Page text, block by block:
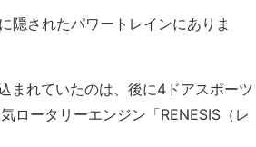
隠されたパワートレインにありま
まれていたのは、後に4ドアスポーツ
ロータリーエンジン「RENESIS（レ